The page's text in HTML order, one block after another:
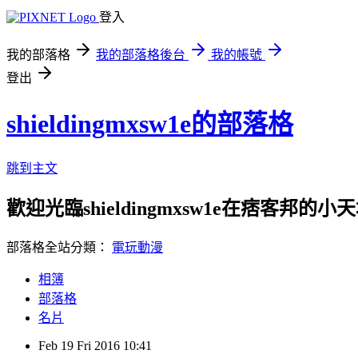
登入
我的部落格 我的部落格後台
我的帳號
登出
shieldingmxsw1e的部落格
跳到主文
歡迎光臨shieldingmxsw1e在痞客邦的小
部落格全站分類： 電玩動漫
相簿
部落格
名片
Feb 19 Fri 2016 10:41